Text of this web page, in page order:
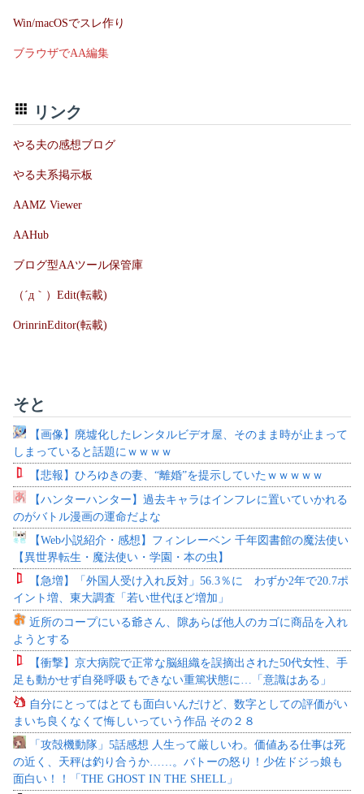
Win/macOSでスレ作り
ブラウザでAA編集
リンク
やる夫の感想ブログ
やる夫系掲示板
AAMZ Viewer
AAHub
ブログ型AAツール保管庫
（´д｀）Edit(転載)
OrinrinEditor(転載)
そと
【画像】廃墟化したレンタルビデオ屋、そのまま時が止まって
しまっていると話題にｗｗｗｗ
【悲報】ひろゆきの妻、“離婚”を提示していたｗｗｗｗｗ
【ハンターハンター】過去キャラはインフレに置いていかれる
のがバトル漫画の運命だよな
【Web小説紹介・感想】フィンレーベン 千年図書館の魔法使い
【異世界転生・魔法使い・学園・本の虫】
【急増】「外国人受け入れ反対」56.3％に わずか2年で20.7ポ
イント増、東大調査「若い世代ほど増加」
近所のコープにいる爺さん、隙あらば他人のカゴに商品を入れ
ようとする
【衝撃】京大病院で正常な脳組織を誤摘出された50代女性、手
足も動かせず自発呼吸もできない重篤状態に…「意識はある」
自分にとってはとても面白いんだけど、数字としての評価がい
まいち良くなくて悔しいっていう作品 その２８
「攻殻機動隊」5話感想 人生って厳しいわ。価値ある仕事は死
の近く、天秤は釣り合うか……。バトーの怒り！少佐ドジっ娘も
面白い！！「THE GHOST IN THE SHELL」